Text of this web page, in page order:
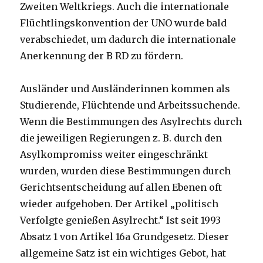
Zweiten Weltkriegs. Auch die internationale
Flüchtlingskonvention der UNO wurde bald
verabschiedet, um dadurch die internationale
Anerkennung der B RD zu fördern.
Ausländer und Ausländerinnen kommen als
Studierende, Flüchtende und Arbeitssuchende.
Wenn die Bestimmungen des Asylrechts durch
die jeweiligen Regierungen z. B. durch den
Asylkompromiss weiter eingeschränkt
wurden, wurden diese Bestimmungen durch
Gerichtsentscheidung auf allen Ebenen oft
wieder aufgehoben. Der Artikel „politisch
Verfolgte genießen Asylrecht.“ Ist seit 1993
Absatz 1 von Artikel 16a Grundgesetz. Dieser
allgemeine Satz ist ein wichtiges Gebot, hat